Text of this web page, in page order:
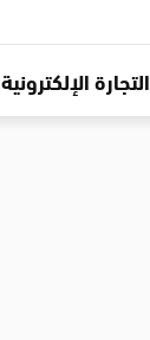
التجارة الإلكترونية